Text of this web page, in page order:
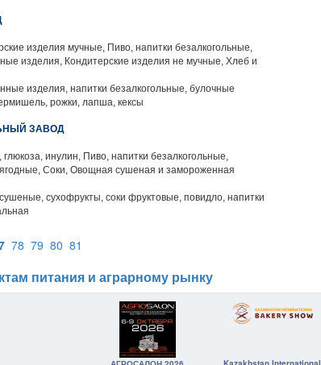
изделия мучные, Пиво, напитки безалкогольные,
изделия, Кондитерские изделия не мучные, Хлеб и
изделия, напитки безалкогольные, булочные
рожки, лапша, кексы
ЗАВОД
глюкоза, инулин, Пиво, напитки безалкогольные,
Соки, Овощная сушеная и замороженная
сухофрукты, соки фруктовые, повидло, напитки
78 79 80 81
питания и аграрному рынку